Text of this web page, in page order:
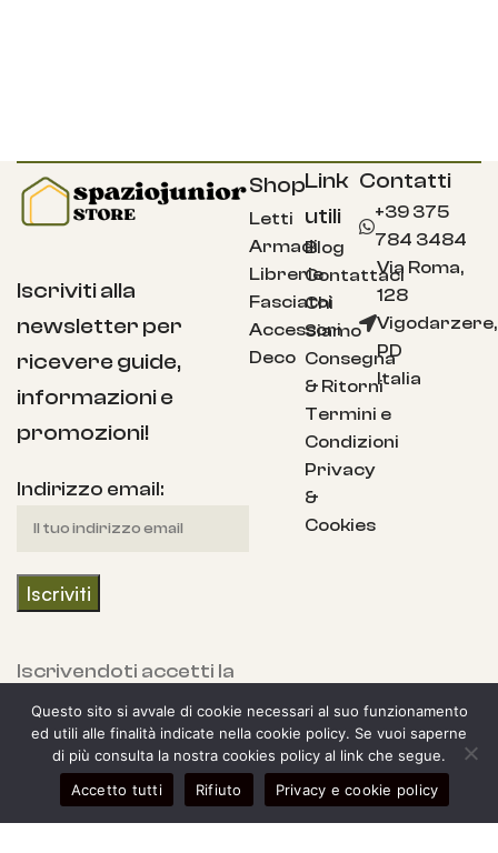
Iscriviti alla
newsletter per
ricevere guide,
informazioni e
promozioni!
Indirizzo email:
Iscrivendoti accetti la
nostra Informativa
sulla privacy e fornisci
il consenso a ricevere
aggiornamenti dalla
nostra azienda.
Shop
Letti
Armadi
Librerie
Fasciatoi
Accessori
Deco
Link
utili
Blog
Contattaci
Chi
Siamo
Consegna
& Ritorni
Termini e
Condizioni
Privacy
&
Cookies
Contatti
+39 375
784 3484
Via Roma,
128
Vigodarzere,
PD
Italia
laterale
Il mio account
0
Carrello
Questo sito si avvale di cookie necessari al suo funzionamento
ed utili alle finalità indicate nella cookie policy. Se vuoi saperne
di più consulta la nostra cookies policy al link che segue.
Accetto tutti
Rifiuto Privacy e cookie policy